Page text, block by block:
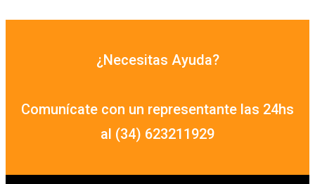
¿Necesitas Ayuda?
Comunícate con un representante las 24hs
al (34) 623211929